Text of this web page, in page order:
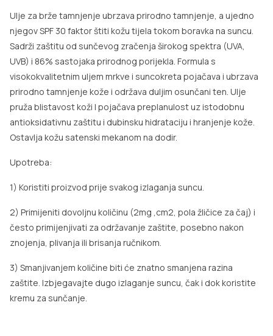
Ulje za brže tamnjenje ubrzava prirodno tamnjenje, a ujedno
njegov SPF 30 faktor štiti kožu tijela tokom boravka na suncu.
Sadrži zaštitu od sunčevog zračenja širokog spektra (UVA,
UVB) i 86% sastojaka prirodnog porijekla. Formula s
visokokvalitetnim uljem mrkve i suncokreta pojačava i ubrzava
prirodno tamnjenje kože i održava duljim osunčani ten. Ulje
pruža blistavost koži I pojačava preplanulost uz istodobnu
antioksidativnu zaštitu i dubinsku hidrataciju i hranjenje kože.
Ostavlja kožu satenski mekanom na dodir.
Upotreba:
1) Koristiti proizvod prije svakog izlaganja suncu.
2) Primijeniti dovoljnu količinu (2mg ,cm2, pola žličice za čaj) i
često primijenjivati za održavanje zaštite, posebno nakon
znojenja, plivanja ili brisanja ručnikom.
3) Smanjivanjem količine biti će znatno smanjena razina
zaštite. Izbjegavajte dugo izlaganje suncu, čak i dok koristite
kremu za sunčanje.